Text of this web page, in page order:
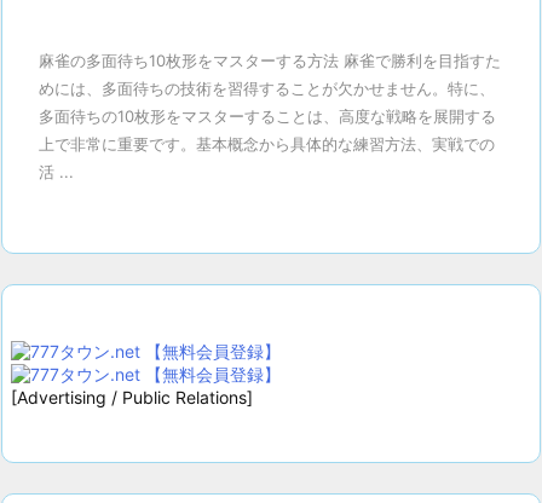
麻雀の多面待ち10枚形をマスターする方法 麻雀で勝利を目指すた
めには、多面待ちの技術を習得することが欠かせません。特に、
多面待ちの10枚形をマスターすることは、高度な戦略を展開する
上で非常に重要です。基本概念から具体的な練習方法、実戦での
活 ...
[Advertising / Public Relations]